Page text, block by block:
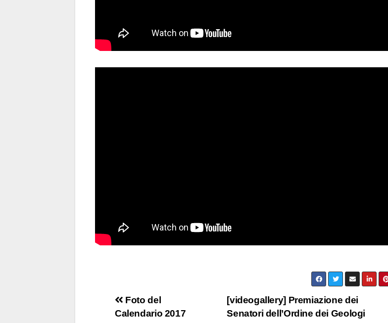
Navigazione
[videogallery] Premiazione dei
Senatori dell’Ordine dei Geologi
Foto del
Calendario 2017